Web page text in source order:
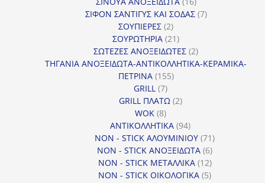
προϊόντα
ΣΙΦΟΝ ΣΑΝΤΙΓΥΣ ΚΑΙ ΣΟΔΑΣ 77
ΣΟΥΠΙΕΡΕΣ 22
προϊόντα
ΣΟΥΡΩΤΗΡΙΑ 2121
προϊόντα
ΣΩΤΕΖΕΣ ΑΝΟΞΕΙΔΩΤΕΣ 22
προϊόντα
ΤΗΓΑΝΙΑ ΑΝΟΞΕΙΔΩΤΑ-ΑΝΤΙΚΟΛΛΗΤΙΚΑ-ΚΕΡΑΜΙΚΑ-
ΠΕΤΡΙΝΑ 155155
GRILL 77
προϊόντα
GRILL ΠΛΑΤΩ 22
WOK 88
προϊόντα
ΑΝΤΙΚΟΛΛΗΤΙΚΑ 9494
προϊόντα
NON - STICK ΑΛΟΥΜΙΝΙΟΥ 7171
προϊόντα
NON - STICK ΑΝΟΞΕΙΔΩΤΑ 66
προϊόντα
NON - STICK ΜΕΤΑΛΛΙΚΑ 1212
προϊόντα
NON - STICK ΟΙΚΟΛΟΓΙΚΑ 55